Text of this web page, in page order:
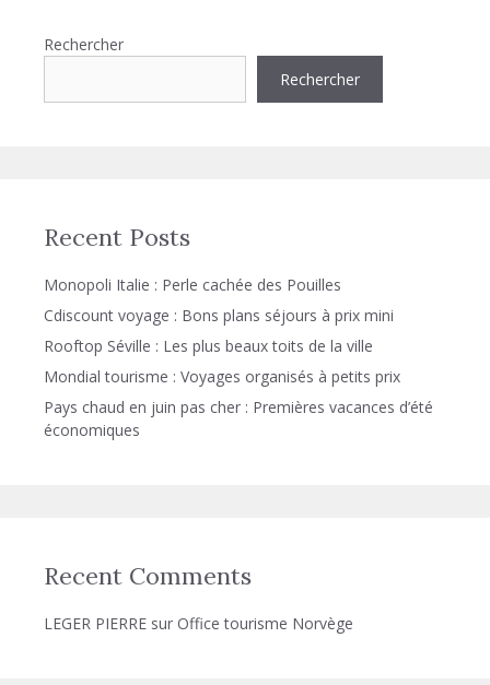
Rechercher
Rechercher
Recent Posts
Monopoli Italie : Perle cachée des Pouilles
Cdiscount voyage : Bons plans séjours à prix mini
Rooftop Séville : Les plus beaux toits de la ville
Mondial tourisme : Voyages organisés à petits prix
Pays chaud en juin pas cher : Premières vacances d’été
économiques
Recent Comments
LEGER PIERRE sur Office tourisme Norvège